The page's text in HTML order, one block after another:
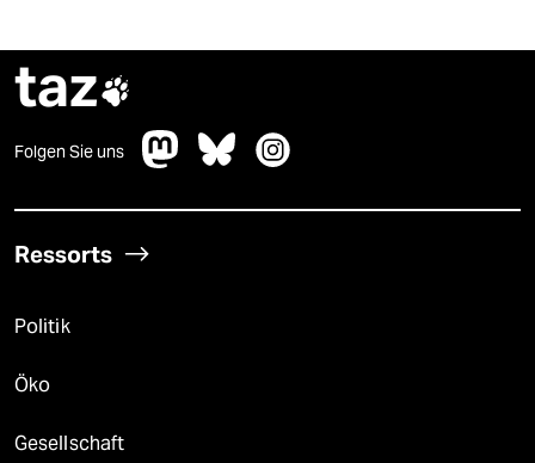
taz
Folgen Sie uns
Ressorts
Politik
Öko
Gesellschaft